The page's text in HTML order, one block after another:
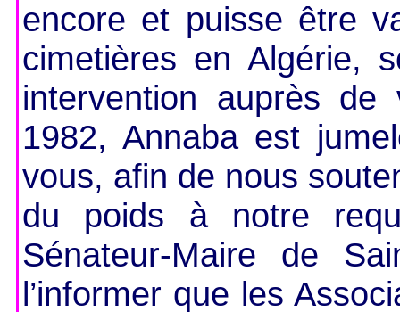
encore et puisse être
cimetières en Algérie,
intervention auprès
1982, Annaba est
vous, afin de nous
du poids à notre
Sénateur-Maire de
l’informer que les